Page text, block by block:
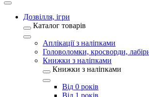
Дозвілля, ігри
Каталог товарів
Аплікації з наліпками
Головоломки, кросворди,
Книжки з наліпками
Книжки з наліпками
Від 0 років
Від 1 років